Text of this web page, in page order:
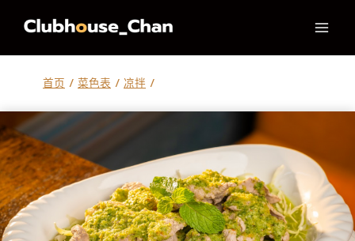
首页 / 菜色表 / 凉拌 /